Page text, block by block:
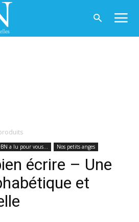
a lu pour vous... Nos petits anges
écrire – Une
et